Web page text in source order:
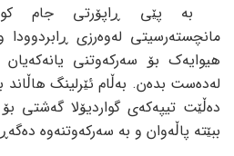
بە پێی ڕاپۆرتی جام
مانچستەرسیتی لەوەرزی ڕابردوودا
هیوایەک بۆ سەرکەوتنی
لەدەست بدەن. بەڵام ئێرلینگ
دەڵێت تیپەکەی گواردیۆلا گەشتی
ببێتە پاڵەوان و بە سەرکەوتنەوە